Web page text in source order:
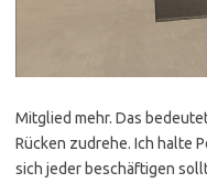
Mitglied mehr. Das
Rücken zudrehe. Ich halte
sich jeder beschäftigen